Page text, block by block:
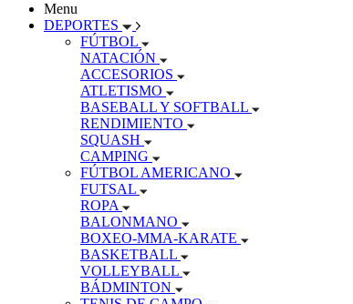
Menu
DEPORTES
FÚTBOL
NATACIÓN
ACCESORIOS
ATLETISMO
BASEBALL Y SOFTBALL
RENDIMIENTO
SQUASH
CAMPING
FÚTBOL AMERICANO
FUTSAL
ROPA
BALONMANO
BOXEO-MMA-KARATE
BASKETBALL
VOLLEYBALL
BÁDMINTON